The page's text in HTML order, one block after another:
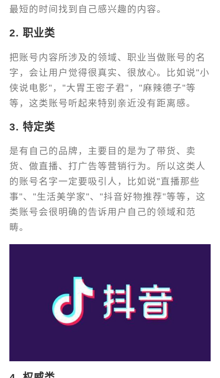
最短的时间找到自己感兴趣的内容。
2. 职业类
把账号内容所涉及的领域、职业当做账号的名
字，会让用户觉得很真实、很放心。比如说"小
侠说电影"，"大胃王密子君"，"麻辣德子"等
等，这类账号听起来特别亲近没有距离感。
3. 特定类
是有自己的品牌，主要目的是为了带货、卖
货、做直播、打广告等营销行为。所以这类人
的账号名字一定要吸引人，比如说"直播那些
事"、"生活美学家"、"抖音好物推荐"等等，这
类账号会很明确的告诉用户自己的领域和范
畴。